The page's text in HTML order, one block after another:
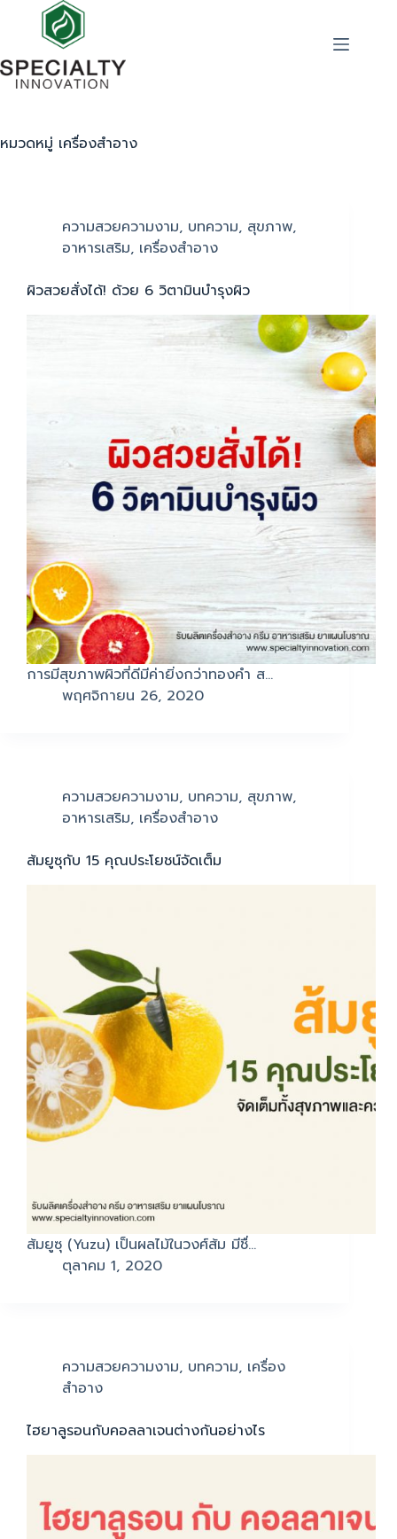
หมวดหมู่ เครื่องสำอาง
ความสวยความงาม, บทความ, สุขภาพ,
อาหารเสริม, เครื่องสำอาง
ผิวสวยสั่งได้! ด้วย 6 วิตามินบำรุงผิว
การมีสุขภาพผิวที่ดีมีค่ายิ่งกว่าทองคำ ส…
พฤศจิกายน 26, 2020
ความสวยความงาม, บทความ, สุขภาพ,
อาหารเสริม, เครื่องสำอาง
ส้มยูซุกับ 15 คุณประโยชน์จัดเต็ม
ส้มยูซุ (Yuzu) เป็นผลไม้ในวงศ์ส้ม มีชื่…
ตุลาคม 1, 2020
ความสวยความงาม, บทความ, เครื่อง
สำอาง
ไฮยาลูรอนกับคอลลาเจนต่างกันอย่างไร